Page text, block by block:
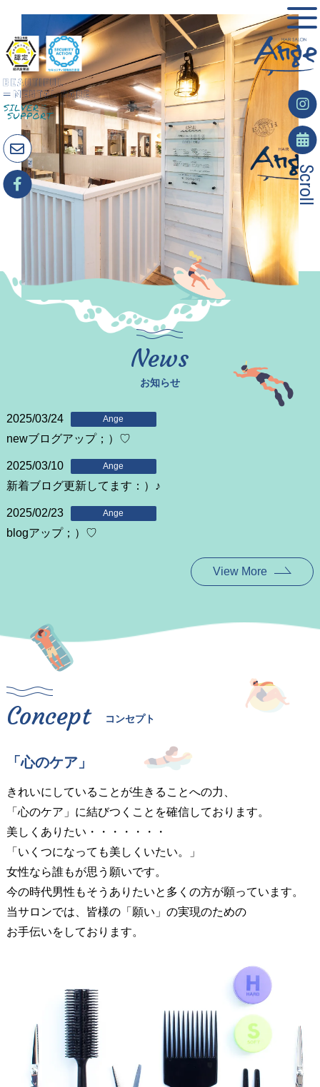
Scroll
News
お知らせ
2025/03/24 Ange
newブログアップ；）♡
2025/03/10 Ange
新着ブログ更新してます：）♪
2025/02/23 Ange
blogアップ；）♡
View More
Concept コンセプト
「心のケア」
きれいにしていることが生きることへの力、
「心のケア」に結びつくことを確信しております。
美しくありたい・・・・・・・
「いくつになっても美しくいたい。」
女性なら誰もが思う願いです。
今の時代男性もそうありたいと多くの方が願っています。
当サロンでは、皆様の「願い」の実現のための
お手伝いをしております。